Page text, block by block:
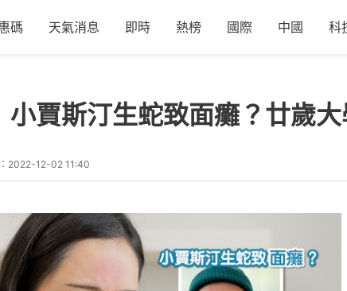
碼 天氣消息 即時 熱榜 國際 中國 科
小賈斯汀生蛇致面癱？廿歲
2022-12-02 11:40